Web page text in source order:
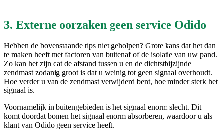
3. Externe oorzaken geen service Odido
Hebben de bovenstaande tips niet geholpen? Grote kans dat het dan
te maken heeft met factoren van buitenaf of de isolatie van uw pand.
Zo kan het zijn dat de afstand tussen u en de dichtstbijzijnde
zendmast zodanig groot is dat u weinig tot geen signaal overhoudt.
Hoe verder u van de zendmast verwijderd bent, hoe minder sterk het
signaal is.
Voornamelijk in buitengebieden is het signaal enorm slecht. Dit
komt doordat bomen het signaal enorm absorberen, waardoor u als
klant van Odido geen service heeft.